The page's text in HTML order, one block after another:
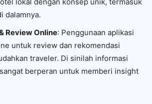
dalamnya.
Review Online: Penggunaan aplikasi
untuk review dan rekomendasi
traveler. Di sinilah informasi
sangat berperan untuk memberi insight